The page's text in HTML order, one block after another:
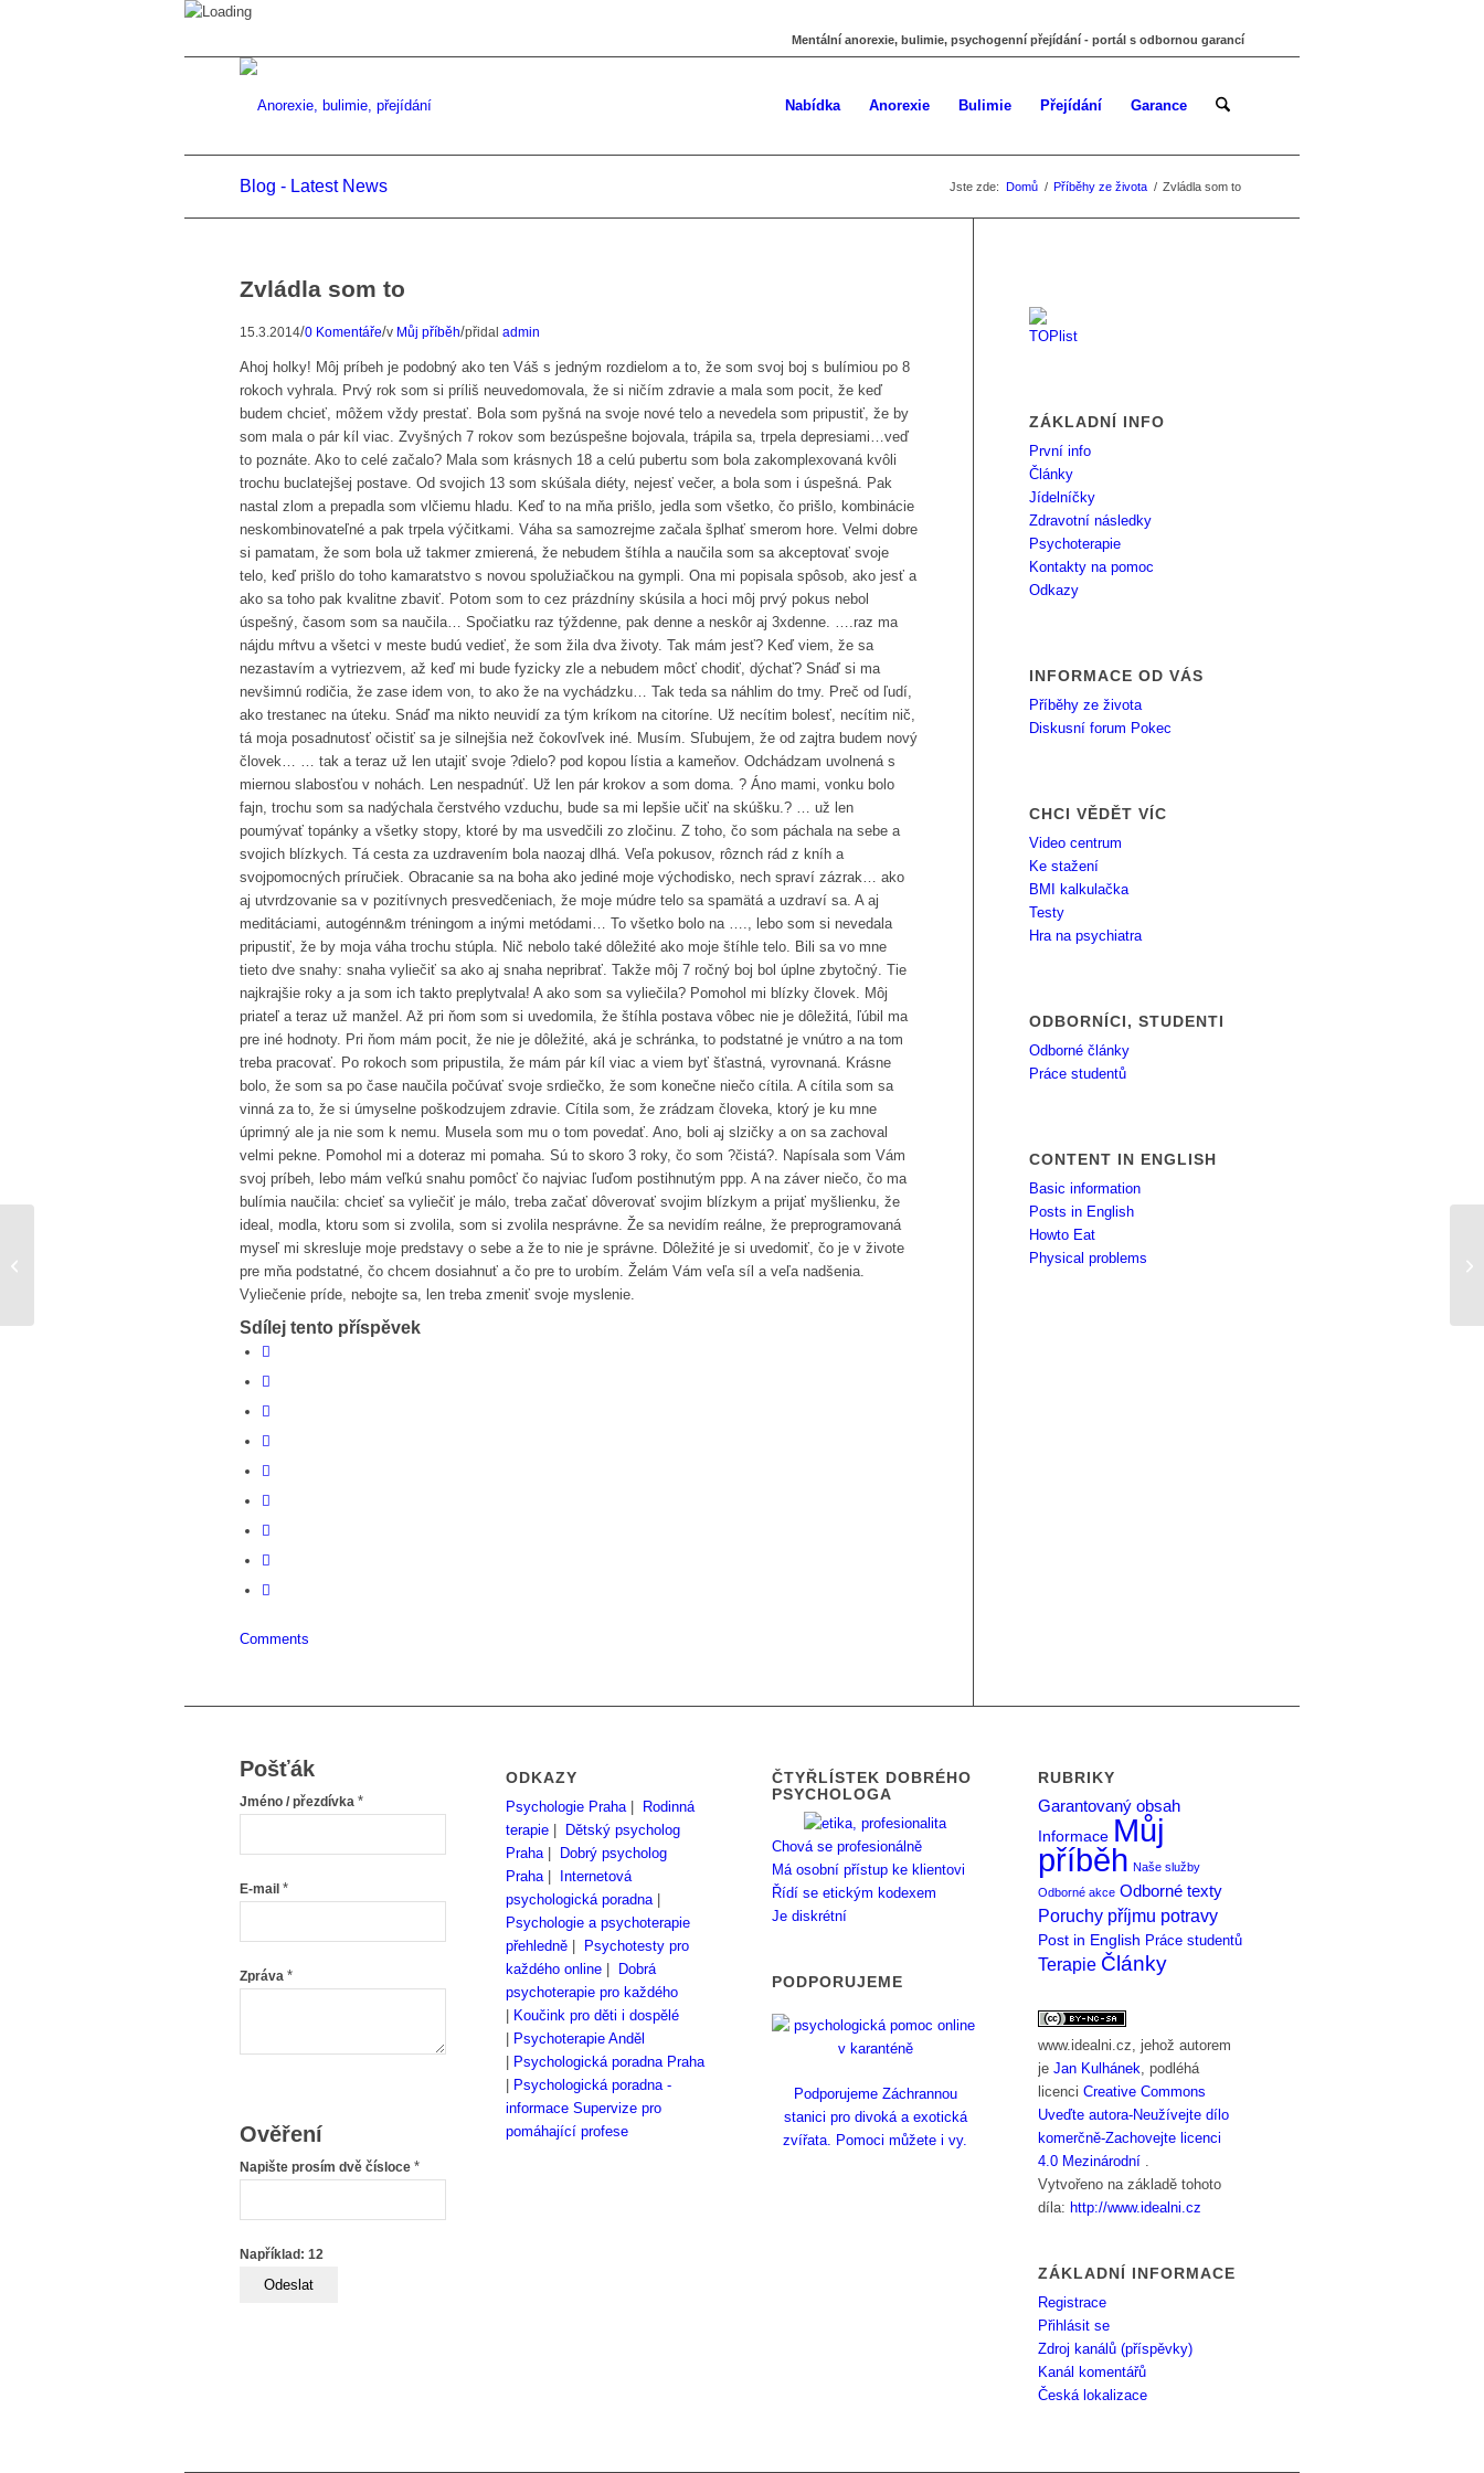
Mentální anorexie, bulimie, psychogenní přejídání - portál s odbornou garancí
Nabídka Anorexie Bulimie Přejídání Garance
Blog - Latest News Jste zde: Domů / Příběhy ze života / Zvládla som to
Zvládla som to
15.3.2014/0 Komentáře/v Můj příběh/přidal admin
Ahoj holky! Môj príbeh je podobný ako ten Váš s jedným rozdielom a to, že som svoj boj s bulímiou po 8
rokoch vyhrala. Prvý rok som si príliš neuvedomovala, že si ničím zdravie a mala som pocit, že keď
budem chcieť, môžem vždy prestať. Bola som pyšná na svoje nové telo a nevedela som pripustiť, že by
som mala o pár kíl viac. Zvyšných 7 rokov som bezúspešne bojovala, trápila sa, trpela depresiami…veď
to poznáte. Ako to celé začalo? Mala som krásnych 18 a celú pubertu som bola zakomplexovaná kvôli
trochu buclatejšej postave. Od svojich 13 som skúšala diéty, nejesť večer, a bola som i úspešná. Pak
nastal zlom a prepadla som vlčiemu hladu. Keď to na mňa prišlo, jedla som všetko, čo prišlo, kombinácie
neskombinovateľné a pak trpela výčitkami. Váha sa samozrejme začala šplhať smerom hore. Velmi dobre
si pamatam, že som bola už takmer zmierená, že nebudem štíhla a naučila som sa akceptovať svoje
telo, keď prišlo do toho kamaratstvo s novou spolužiačkou na gympli. Ona mi popisala spôsob, ako jesť a
ako sa toho pak kvalitne zbaviť. Potom som to cez prázdníny skúsila a hoci môj prvý pokus nebol
úspešný, časom som sa naučila… Spočiatku raz týždenne, pak denne a neskôr aj 3xdenne. ….raz ma
nájdu mŕtvu a všetci v meste budú vedieť, že som žila dva životy. Tak mám jesť? Keď viem, že sa
nezastavím a vytriezvem, až keď mi bude fyzicky zle a nebudem môcť chodiť, dýchať? Snáď si ma
nevšimnú rodičia, že zase idem von, to ako že na vychádzku… Tak teda sa náhlim do tmy. Preč od ľudí,
ako trestanec na úteku. Snáď ma nikto neuvidí za tým kríkom na citoríne. Už necítim bolesť, necítim nič,
tá moja posadnutosť očistiť sa je silnejšia než čokovľvek iné. Musím. Sľubujem, že od zajtra budem nový
človek… … tak a teraz už len utajiť svoje ?dielo? pod kopou lístia a kameňov. Odchádzam uvolnená s
miernou slabosťou v nohách. Len nespadnúť. Už len pár krokov a som doma. ? Áno mami, vonku bolo
fajn, trochu som sa nadýchala čerstvého vzduchu, bude sa mi lepšie učiť na skúšku.? … už len
poumývať topánky a všetky stopy, ktoré by ma usvedčili zo zločinu. Z toho, čo som páchala na sebe a
svojich blízkych. Tá cesta za uzdravením bola naozaj dlhá. Veľa pokusov, rôznch rád z kníh a
svojpomocných príručiek. Obracanie sa na boha ako jediné moje východisko, nech spraví zázrak… ako
aj utvrdzovanie sa v pozitívnych presvedčeniach, že moje múdre telo sa spamätá a uzdraví sa. A aj
meditáciami, autogénn&m tréningom a inými metódami… To všetko bolo na …., lebo som si nevedala
pripustiť, že by moja váha trochu stúpla. Nič nebolo také dôležité ako moje štíhle telo. Bili sa vo mne
tieto dve snahy: snaha vyliečiť sa ako aj snaha nepribrať. Takže môj 7 ročný boj bol úplne zbytočný. Tie
najkrajšie roky a ja som ich takto preplytvala! A ako som sa vyliečila? Pomohol mi blízky človek. Môj
priateľ a teraz už manžel. Až pri ňom som si uvedomila, že štíhla postava vôbec nie je dôležitá, ľúbil ma
pre iné hodnoty. Pri ňom mám pocit, že nie je dôležité, aká je schránka, to podstatné je vnútro a na tom
treba pracovať. Po rokoch som pripustila, že mám pár kíl viac a viem byť šťastná, vyrovnaná. Krásne
bolo, že som sa po čase naučila počúvať svoje srdiečko, že som konečne niečo cítila. A cítila som sa
vinná za to, že si úmyselne poškodzujem zdravie. Cítila som, že zrádzam človeka, ktorý je ku mne
úprimný ale ja nie som k nemu. Musela som mu o tom povedať. Ano, boli aj slzičky a on sa zachoval
velmi pekne. Pomohol mi a doteraz mi pomaha. Sú to skoro 3 roky, čo som ?čistá?. Napísala som Vám
svoj príbeh, lebo mám veľkú snahu pomôcť čo najviac ľuďom postihnutým ppp. A na záver niečo, čo ma
bulímia naučila: chcieť sa vyliečiť je málo, treba začať dôverovať svojim blízkym a prijať myšlienku, že
ideal, modla, ktoru som si zvolila, som si zvolila nesprávne. Že sa nevidím reálne, že preprogramovaná
myseľ mi skresluje moje predstavy o sebe a že to nie je správne. Dôležité je si uvedomiť, čo je v živote
pre mňa podstatné, čo chcem dosiahnuť a čo pre to urobím. Želám Vám veľa síl a veľa nadšenia.
Vyliečenie príde, nebojte sa, len treba zmeniť svoje myslenie.
Sdílej tento příspěvek
Comments
ZÁKLADNÍ INFO
První info
Články
Jídelníčky
Zdravotní následky
Psychoterapie
Kontakty na pomoc
Odkazy
INFORMACE OD VÁS
Příběhy ze života
Diskusní forum Pokec
CHCI VĚDĚT VÍC
Video centrum
Ke stažení
BMI kalkulačka
Testy
Hra na psychiatra
ODBORNÍCI, STUDENTI
Odborné články
Práce studentů
CONTENT IN ENGLISH
Basic information
Posts in English
Howto Eat
Physical problems
Pošťák
Jméno / přezdívka *
E-mail *
Zpráva *
Ověření
Napište prosím dvě čísloce *
Například: 12
ODKAZY
Psychologie Praha|
Rodinná
terapie
Dětský psycholog
Praha|
Dobrý psycholog
Praha|
Internetová
psychologická poradna|
Psychologie a psychoterapie
přehledně
Psychotesty pro
každého online
Dobrá
psychoterapie pro každého
Koučink pro děti i dospělé
Psychoterapie Anděl
Psychologická poradna Praha
Psychologická poradna -
informace Supervize pro
pomáhající profese
ČTYŘLÍSTEK DOBRÉHO
PSYCHOLOGA
Chová se profesionálně
Má osobní přístup ke klientovi
Řídí se etickým kodexem
Je diskrétní
PODPORUJEME
Podporujeme Záchrannou
stanici pro divoká a exotická
zvířata. Pomoci můžete i vy.
RUBRIKY
Garantovaný obsah
Informace Můj
příběh Naše služby
Odborné akce Odborné texty
Poruchy příjmu potravy
Post in English Práce studentů
Terapie Články
www.idealni.cz, jehož autorem
jeJan Kulhánek, podléhá
licenciCreative Commons
Uveďte autora-Neužívejte dílo
komerčně-Zachovejte licenci
4.0 Mezinárodní .
Vytvořeno na základě tohoto
díla: http://www.idealni.cz
ZÁKLADNÍ INFORMACE
Registrace
Přihlásit se
Zdroj kanálů (příspěvky)
Kanál komentářů
Česká lokalizace